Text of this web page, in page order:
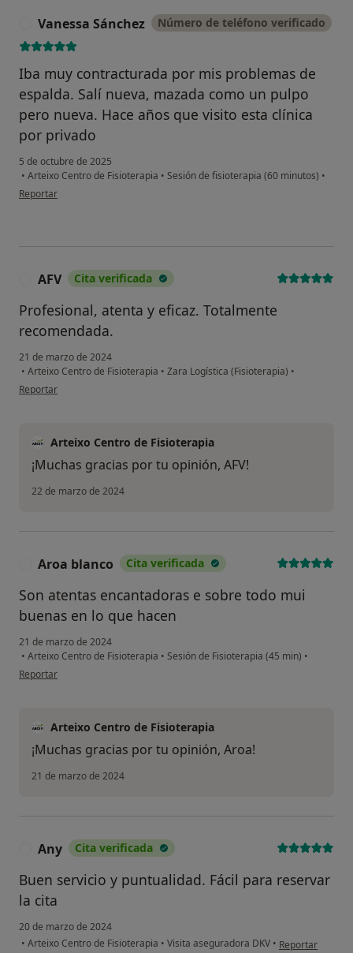
Vanessa Sánchez Número de teléfono verificado
Iba muy contracturada por mis problemas de
espalda. Salí nueva, mazada como un pulpo
pero nueva. Hace años que visito esta clínica
por privado
5 de octubre de 2025
• Arteixo Centro de Fisioterapia • Sesión de fisioterapia (60 minutos) •
en opinión del usuario Vanessa Sánchez
Reportar
AFV Cita verificada
Profesional, atenta y eficaz. Totalmente
recomendada.
21 de marzo de 2024
• Arteixo Centro de Fisioterapia • Zara Logística (Fisioterapia) •
en opinión del usuario AFV
Reportar
Arteixo Centro de Fisioterapia
¡Muchas gracias por tu opinión, AFV!
22 de marzo de 2024
Aroa blanco Cita verificada
Son atentas encantadoras e sobre todo mui
buenas en lo que hacen
21 de marzo de 2024
• Arteixo Centro de Fisioterapia • Sesión de Fisioterapia (45 min) •
en opinión del usuario Aroa blanco
Reportar
Arteixo Centro de Fisioterapia
¡Muchas gracias por tu opinión, Aroa!
21 de marzo de 2024
Any Cita verificada
Buen servicio y puntualidad. Fácil para reservar
la cita
20 de marzo de 2024
• Arteixo Centro de Fisioterapia • Visita aseguradora DKV • en opinión del
Reportar